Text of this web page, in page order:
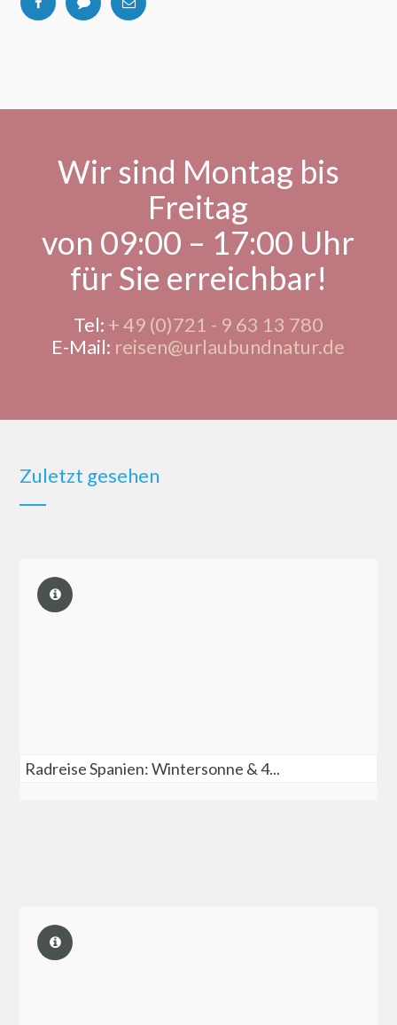
Wir sind Montag bis
Freitag
von 09:00 – 17:00 Uhr
für Sie erreichbar!
Tel: + 49 (0)721 - 9 63 13 780
E-Mail: reisen@urlaubundnatur.de
Zuletzt gesehen
Radreise Spanien: Wintersonne & 4...